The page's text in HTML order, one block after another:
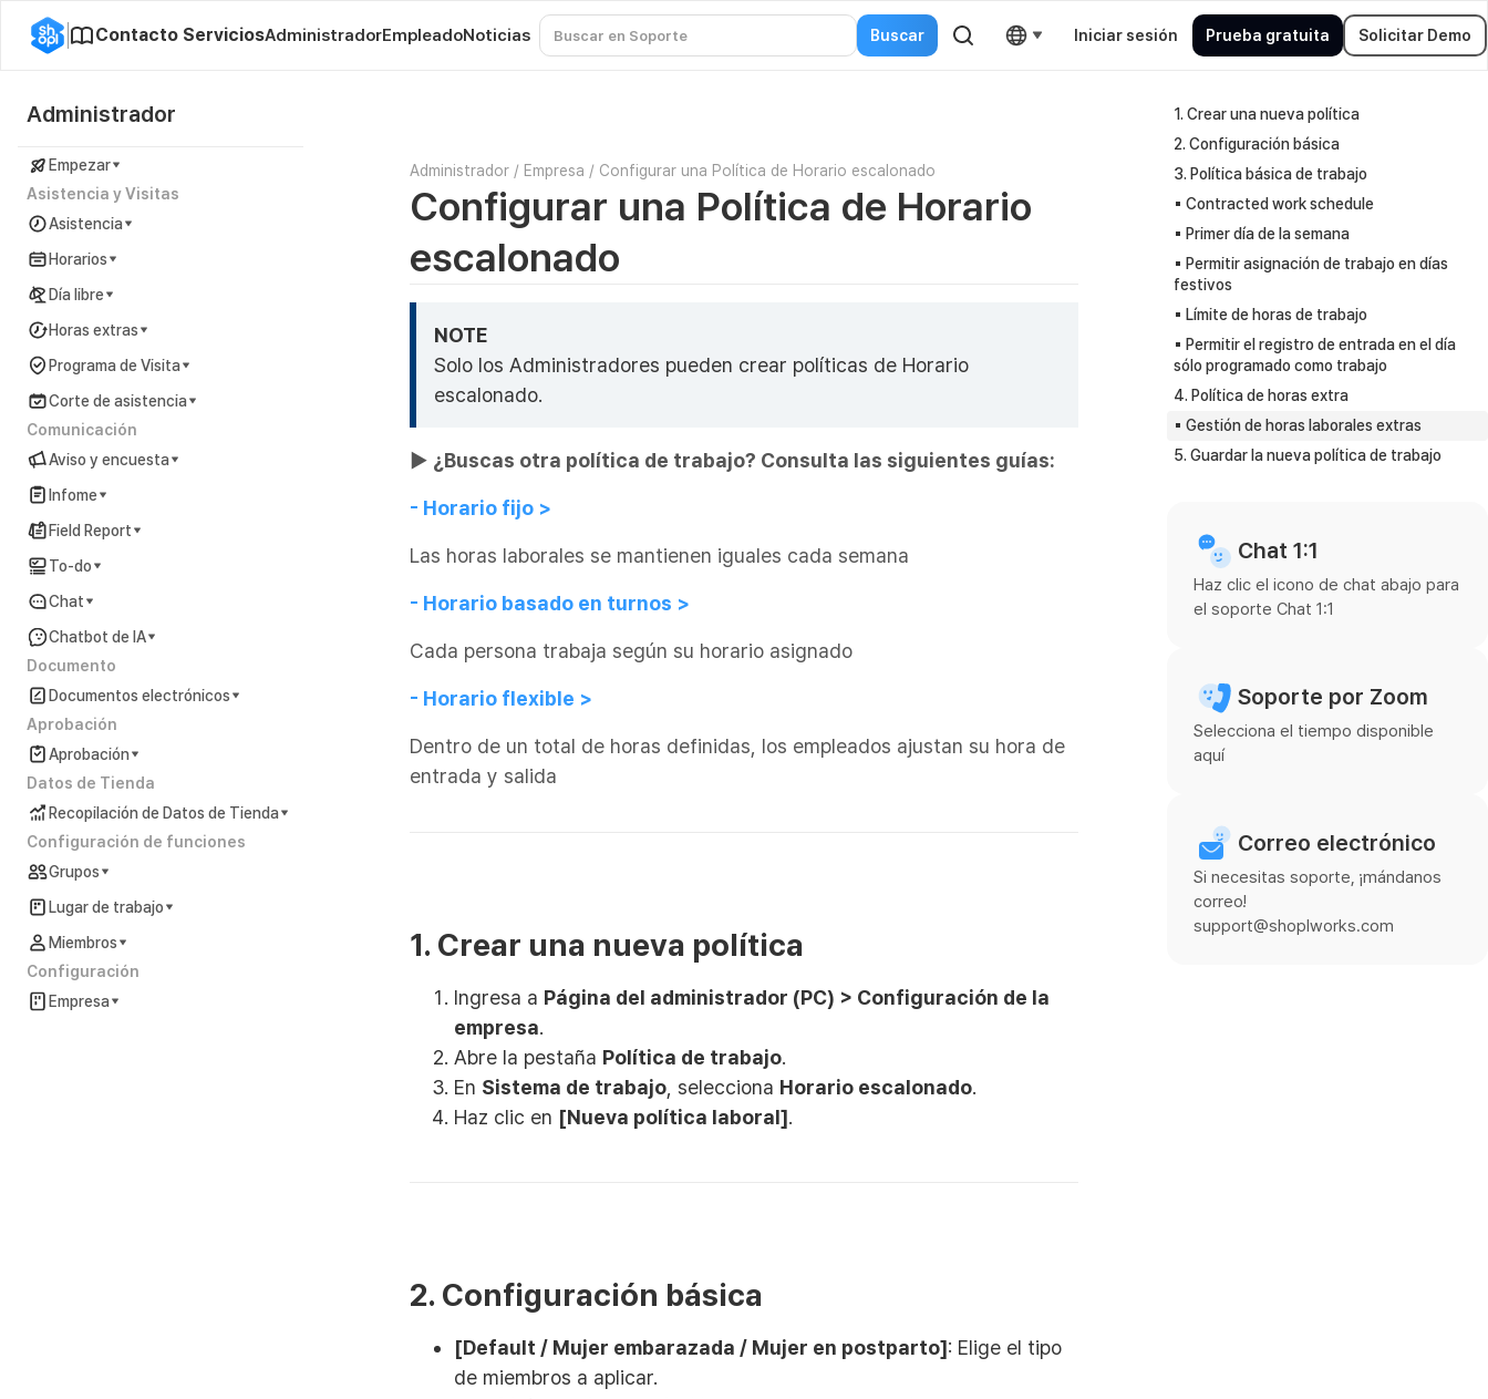
Contacto ServiciosAdministradorEmpleadoNoticias Iniciar sesión Prueba gratuita Solicitar Demo
Administrador
Empezar
Asistencia y Visitas
Asistencia
Horarios
Día libre
Horas extras
Programa de Visita
Corte de asistencia
Comunicación
Aviso y encuesta
Infome
Field Report
To-do
Chat
Chatbot de IA
Documento
Documentos electrónicos
Aprobación
Aprobación
Datos de Tienda
Recopilación de Datos de Tienda
Configuración de funciones
Grupos
Lugar de trabajo
Miembros
Configuración
Empresa
Administrador / Empresa / Configurar una Política de Horario escalonado
Configurar una Política de Horario
escalonado
NOTE
Solo los Administradores pueden crear políticas de Horario
escalonado.
▶ ¿Buscas otra política de trabajo? Consulta las siguientes guías:
- Horario fijo >
Las horas laborales se mantienen iguales cada semana
- Horario basado en turnos >
Cada persona trabaja según su horario asignado
- Horario flexible >
Dentro de un total de horas definidas, los empleados ajustan su hora de
entrada y salida
1. Crear una nueva política
Ingresa a Página del administrador (PC) > Configuración de la
empresa.
Abre la pestaña Política de trabajo.
En Sistema de trabajo , selecciona Horario escalonado.
Haz clic en [Nueva política laboral].
2. Configuración básica
[Default / Mujer embarazada / Mujer en postparto]: Elige el tipo
de miembros a aplicar.
1. Crear una nueva política
2. Configuración básica
3. Política básica de trabajo
▪︎ Contracted work schedule
▪︎ Primer día de la semana
▪︎ Permitir asignación de trabajo en días
festivos
▪︎ Límite de horas de trabajo
▪︎ Permitir el registro de entrada en el día
sólo programado como trabajo
4. Política de horas extra
▪︎ Gestión de horas laborales extras
5. Guardar la nueva política de trabajo
Chat 1:1
Haz clic el icono de chat abajo para
el soporte Chat 1:1
Soporte por Zoom
Selecciona el tiempo disponible
aquí
Correo electrónico
Si necesitas soporte, ¡mándanos
correo!
support@shoplworks.com